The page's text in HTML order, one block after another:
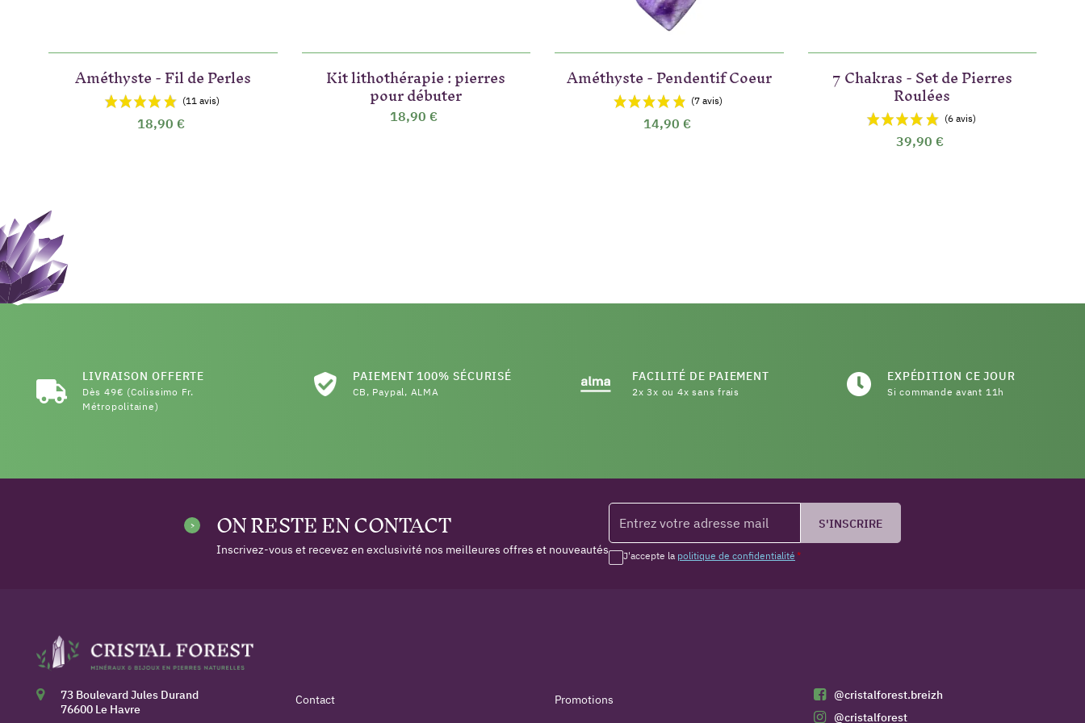
Améthyste - Fil de Perles
18,90 €
Kit lithothérapie : pierres
pour débuter
18,90 €
Améthyste - Pendentif Coeur
14,90 €
7 Chakras - Set de Pierres
Roulées
39,90 €
LIVRAISON OFFERTE
Dès 49€ (Colissimo Fr.
Métropolitaine)
PAIEMENT 100% SÉCURISÉ
CB, Paypal, ALMA
FACILITÉ DE PAIEMENT
2x 3x ou 4x sans frais
EXPÉDITION CE JOUR
Si commande avant 11h
ON RESTE EN CONTACT
Inscrivez-vous et recevez en exclusivité nos meilleures offres et nouveautés J'accepte la politique de confidentialité *
S'INSCRIRE
73 Boulevard Jules Durand
76600 Le Havre
Contact Promotions
@cristalforest.breizh
@cristalforest